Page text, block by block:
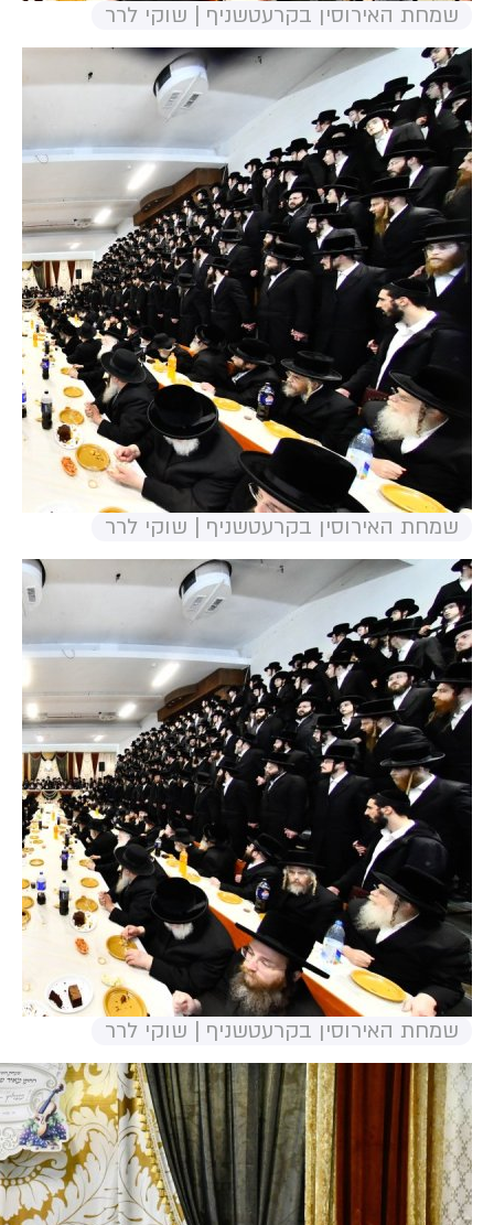
שמחת האירוסין בקרעטשניף | שוקי לרר
שמחת האירוסין בקרעטשניף | שוקי לרר
שמחת האירוסין בקרעטשניף | שוקי לרר